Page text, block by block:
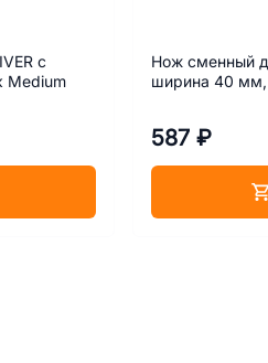
с
Medium
Нож сменный
ширина 40 мм,
587 ₽